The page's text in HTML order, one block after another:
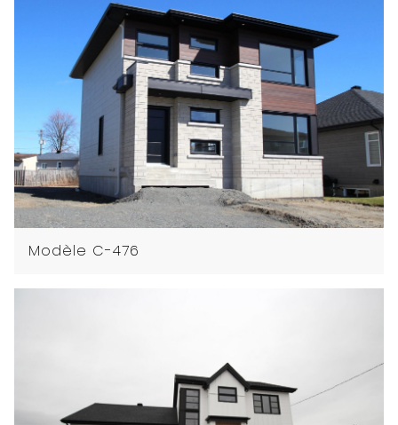
Modèle C-476